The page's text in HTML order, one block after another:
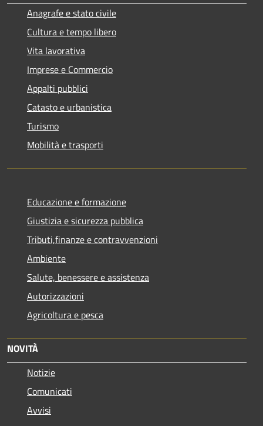
Anagrafe e stato civile
Cultura e tempo libero
Vita lavorativa
Imprese e Commercio
Appalti pubblici
Catasto e urbanistica
Turismo
Mobilità e trasporti
Educazione e formazione
Giustizia e sicurezza pubblica
Tributi,finanze e contravvenzioni
Ambiente
Salute, benessere e assistenza
Autorizzazioni
Agricoltura e pesca
NOVITÀ
Notizie
Comunicati
Avvisi